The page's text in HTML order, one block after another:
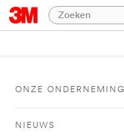
ONZE ONDERNEMING
NIEUWS